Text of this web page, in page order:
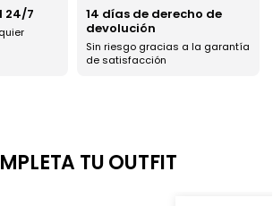
24/7
14 días de derecho de
devolución
Sin riesgo gracias a la garantía
de satisfacción
TU OUTFIT